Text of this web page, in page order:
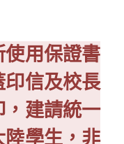
使用保證書
信及校長
建請統一
學生，非